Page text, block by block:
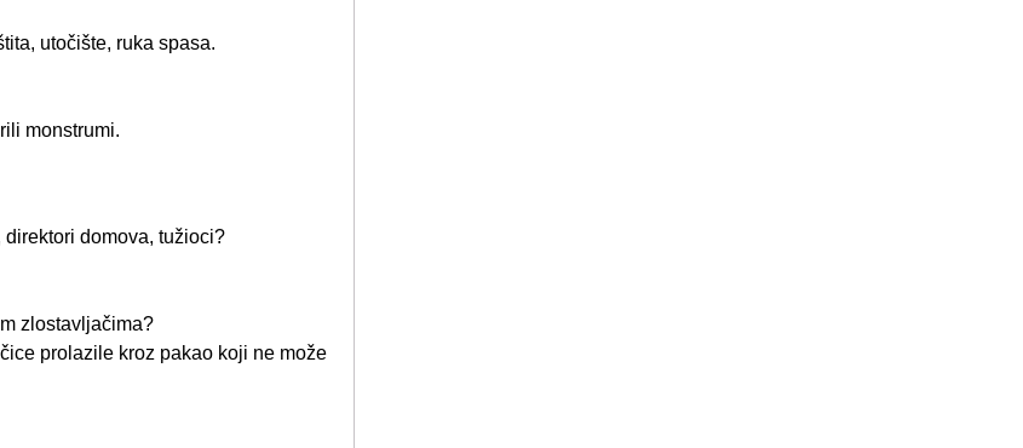
utočište, ruka spasa.
monstrumi.
domova, tužioci?
zlostavljačima?
prolazile kroz pakao koji ne može